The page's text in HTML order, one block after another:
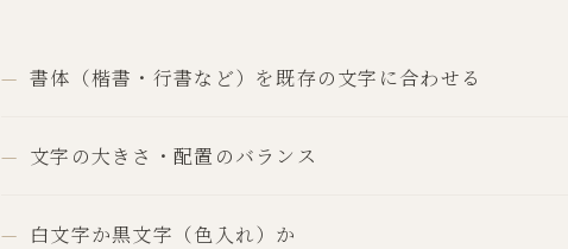
書体（楷書・行書など）を既存の文字に合わせる
文字の大きさ・配置のバランス
白文字か黒文字（色入れ）か